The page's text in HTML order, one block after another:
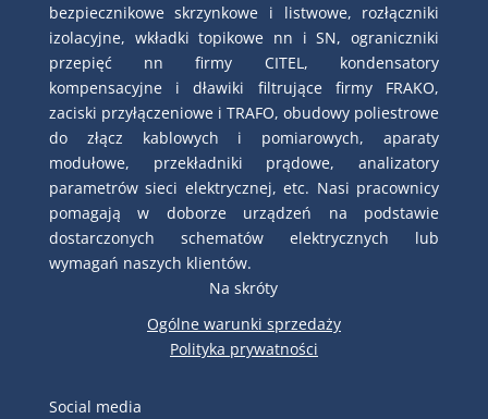
bezpiecznikowe skrzynkowe i listwowe, rozłączniki
izolacyjne, wkładki topikowe nn i SN, ograniczniki
przepięć nn firmy CITEL, kondensatory
kompensacyjne i dławiki filtrujące firmy FRAKO,
zaciski przyłączeniowe i TRAFO, obudowy poliestrowe
do złącz kablowych i pomiarowych, aparaty
modułowe, przekładniki prądowe, analizatory
parametrów sieci elektrycznej, etc. Nasi pracownicy
pomagają w doborze urządzeń na podstawie
dostarczonych schematów elektrycznych lub
wymagań naszych klientów.
Na skróty
Ogólne warunki sprzedaży
Polityka prywatności
Social media